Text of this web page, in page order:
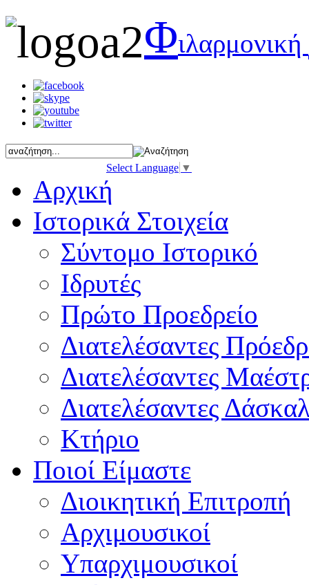
Φιλαρμονική
Select Language ▼
Αρχική
Ιστορικά Στοιχεία
Σύντομο Ιστορικό
Ιδρυτές
Πρώτο Προεδρείο
Διατελέσαντες
Διατελέσαντες
Διατελέσαντες
Κτήριο
Ποιοί Είμαστε
Διοικητική Επιτροπή
Aρχιμουσικοί
Υπαρχιμουσικοί